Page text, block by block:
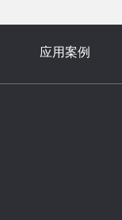
应用案例